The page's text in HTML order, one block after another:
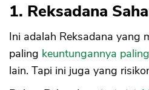
1. Reksadana
Ini adalah Reksadana yang
paling keuntungannya
lain. Tapi ini juga yang